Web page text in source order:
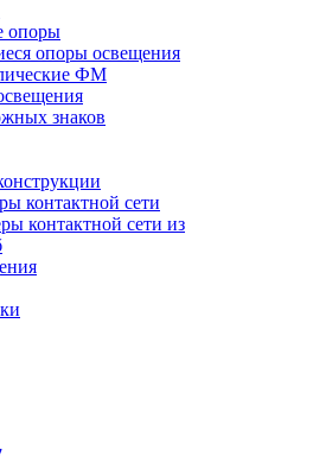
опоры
опоры освещения
ФМ
знаков
контактной сети
контактной сети из